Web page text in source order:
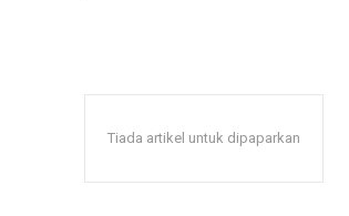
Tiada artikel untuk dipaparkan